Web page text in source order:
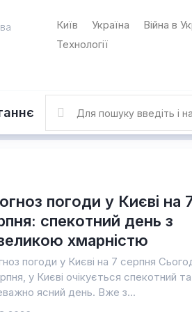
Київ Україна Війна в
Технології
погоди у Києві на
спекотний день з
хмарністю
погоди у Києві на 7 серпня
у Києві очікується спекотний та
ясний день. Вже з...